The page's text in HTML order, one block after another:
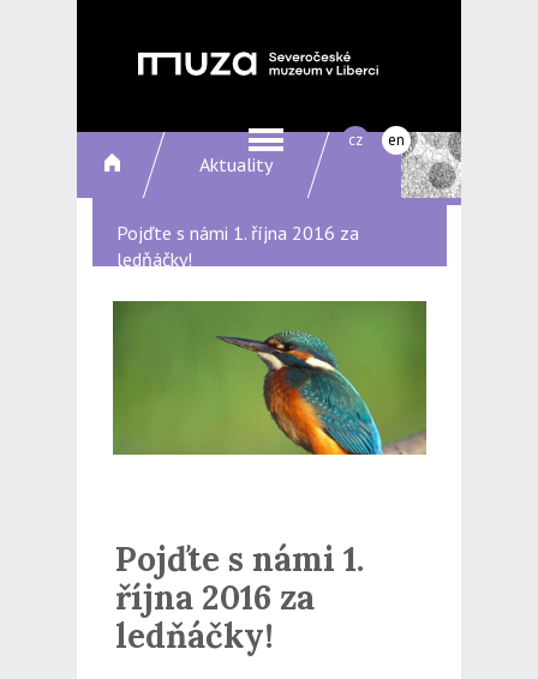
cz en
Aktuality
Pojďte s námi 1. října 2016 za
ledňáčky!
Pojďte s námi 1.
října 2016 za
ledňáčky!